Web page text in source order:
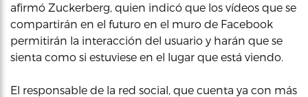
afirmó Zuckerberg, quien indicó que los vídeos que se
compartirán en el futuro en el muro de Facebook
permitirán la interacción del usuario y harán que se
sienta como si estuviese en el lugar que está viendo.
El responsable de la red social, que cuenta ya con más